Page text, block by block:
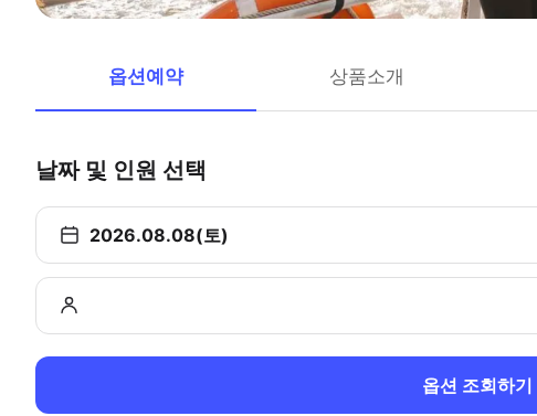
옵션예약 상품소개
날짜 및 인원 선택
2026.08.08(토)
옵션 조회하기